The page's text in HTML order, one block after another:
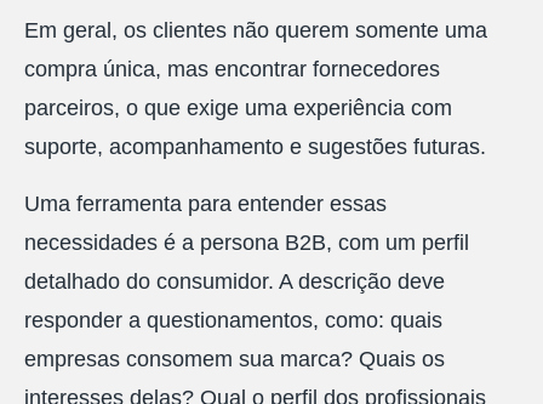
Em geral, os clientes não querem somente uma
compra única, mas encontrar fornecedores
parceiros, o que exige uma experiência com
suporte, acompanhamento e sugestões futuras.
Uma ferramenta para entender essas
necessidades é a persona B2B, com um perfil
detalhado do consumidor. A descrição deve
responder a questionamentos, como: quais
empresas consomem sua marca? Quais os
interesses delas? Qual o perfil dos profissionais